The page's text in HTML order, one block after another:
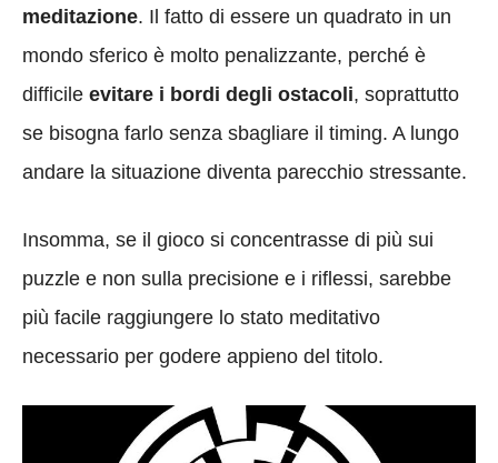
meditazione. Il fatto di essere un quadrato in un
mondo sferico è molto penalizzante, perché è
difficile evitare i bordi degli ostacoli, soprattutto
se bisogna farlo senza sbagliare il timing. A lungo
andare la situazione diventa parecchio stressante.
Insomma, se il gioco si concentrasse di più sui
puzzle e non sulla precisione e i riflessi, sarebbe
più facile raggiungere lo stato meditativo
necessario per godere appieno del titolo.